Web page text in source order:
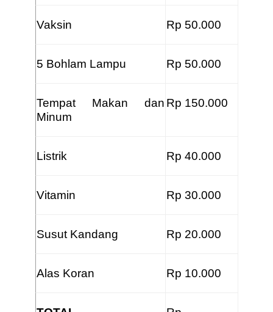
Vaksin Rp 50.000
5 Bohlam Lampu Rp 50.000
Tempat Makan dan
Minum
Rp 150.000
Listrik Rp 40.000
Vitamin Rp 30.000
Susut Kandang Rp 20.000
Alas Koran Rp 10.000